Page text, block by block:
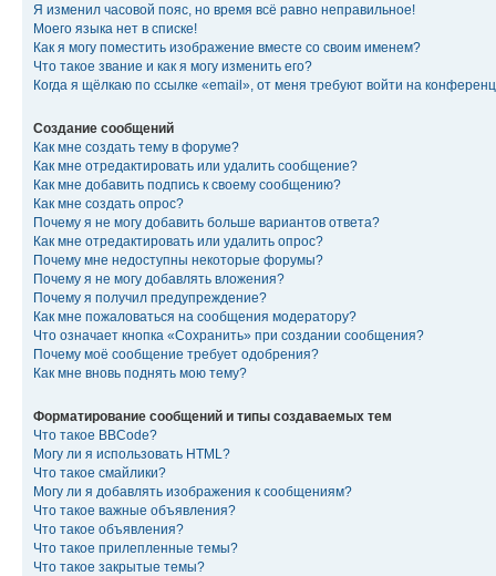
Я изменил часовой пояс, но время всё равно неправильное!
Моего языка нет в списке!
Как я могу поместить изображение вместе со своим именем?
Что такое звание и как я могу изменить его?
Когда я щёлкаю по ссылке «email», от меня требуют войти на
Создание сообщений
Как мне создать тему в форуме?
Как мне отредактировать или удалить сообщение?
Как мне добавить подпись к своему сообщению?
Как мне создать опрос?
Почему я не могу добавить больше вариантов ответа?
Как мне отредактировать или удалить опрос?
Почему мне недоступны некоторые форумы?
Почему я не могу добавлять вложения?
Почему я получил предупреждение?
Как мне пожаловаться на сообщения модератору?
Что означает кнопка «Сохранить» при создании сообщения?
Почему моё сообщение требует одобрения?
Как мне вновь поднять мою тему?
Форматирование сообщений и типы создаваемых тем
Что такое BBCode?
Могу ли я использовать HTML?
Что такое смайлики?
Могу ли я добавлять изображения к сообщениям?
Что такое важные объявления?
Что такое объявления?
Что такое прилепленные темы?
Что такое закрытые темы?